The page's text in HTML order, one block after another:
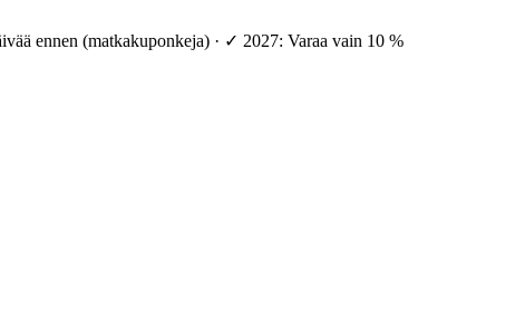
ennen (matkakuponkeja) · ✓ 2027: Varaa vain 10 %